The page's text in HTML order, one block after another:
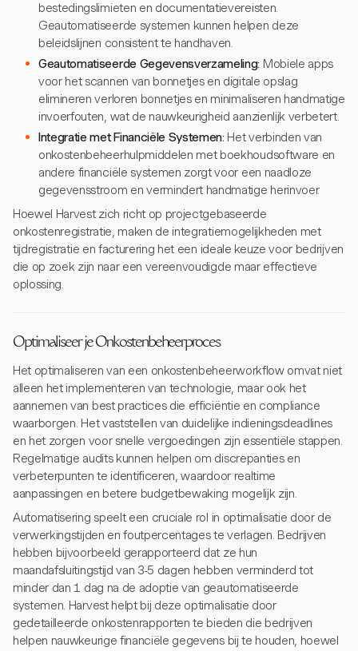
bestedingslimieten en documentatievereisten.
Geautomatiseerde systemen kunnen helpen deze
beleidslijnen consistent te handhaven.
Geautomatiseerde Gegevensverzameling: Mobiele apps
voor het scannen van bonnetjes en digitale opslag
elimineren verloren bonnetjes en minimaliseren handmatige
invoerfouten, wat de nauwkeurigheid aanzienlijk verbetert.
Integratie met Financiële Systemen: Het verbinden van
onkostenbeheerhulpmiddelen met boekhoudsoftware en
andere financiële systemen zorgt voor een naadloze
gegevensstroom en vermindert handmatige herinvoer.
Hoewel Harvest zich richt op projectgebaseerde
onkostenregistratie, maken de integratiemogelijkheden met
tijdregistratie en facturering het een ideale keuze voor bedrijven
die op zoek zijn naar een vereenvoudigde maar effectieve
oplossing.
Optimaliseer je Onkostenbeheerproces
Het optimaliseren van een onkostenbeheerworkflow omvat niet
alleen het implementeren van technologie, maar ook het
aannemen van best practices die efficiëntie en compliance
waarborgen. Het vaststellen van duidelijke indieningsdeadlines
en het zorgen voor snelle vergoedingen zijn essentiële stappen.
Regelmatige audits kunnen helpen om discrepanties en
verbeterpunten te identificeren, waardoor realtime
aanpassingen en betere budgetbewaking mogelijk zijn.
Automatisering speelt een cruciale rol in optimalisatie door de
verwerkingstijden en foutpercentages te verlagen. Bedrijven
hebben bijvoorbeeld gerapporteerd dat ze hun
maandafsluitingstijd van 3-5 dagen hebben verminderd tot
minder dan 1 dag na de adoptie van geautomatiseerde
systemen. Harvest helpt bij deze optimalisatie door
gedetailleerde onkostenrapporten te bieden die bedrijven
helpen nauwkeurige financiële gegevens bij te houden, hoewel